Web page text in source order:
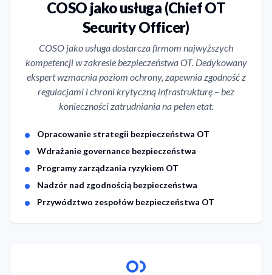
COSO jako usługa (Chief OT
Security Officer)
COSO jako usługa dostarcza firmom najwyższych
kompetencji w zakresie bezpieczeństwa OT. Dedykowany
ekspert wzmacnia poziom ochrony, zapewnia zgodność z
regulacjami i chroni krytyczną infrastrukturę – bez
konieczności zatrudniania na pełen etat.
Service Features
Opracowanie strategii bezpieczeństwa OT
Wdrażanie governance bezpieczeństwa
Programy zarządzania ryzykiem OT
Nadzór nad zgodnością bezpieczeństwa
Przywództwo zespołów bezpieczeństwa OT